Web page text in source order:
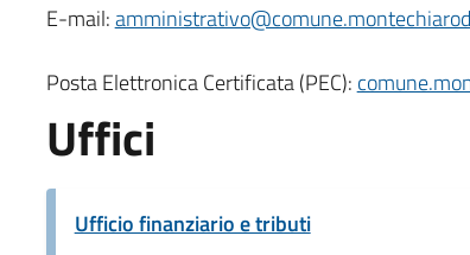
E-mail:
Posta Elettronica Certificata (PEC):
Uffici
Ufficio finanziario e tributi